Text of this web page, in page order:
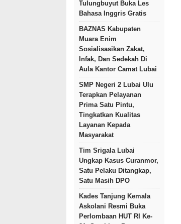
Tulungbuyut Buka Les
Bahasa Inggris Gratis
BAZNAS Kabupaten
Muara Enim
Sosialisasikan Zakat,
Infak, Dan Sedekah Di
Aula Kantor Camat Lubai
SMP Negeri 2 Lubai Ulu
Terapkan Pelayanan
Prima Satu Pintu,
Tingkatkan Kualitas
Layanan Kepada
Masyarakat
Tim Srigala Lubai
Ungkap Kasus Curanmor,
Satu Pelaku Ditangkap,
Satu Masih DPO
Kades Tanjung Kemala
Askolani Resmi Buka
Perlombaan HUT RI Ke-